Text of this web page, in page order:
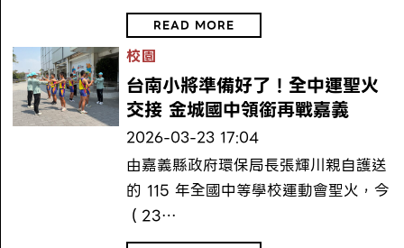
READ MORE
校園
台南小將準備好了！全中運聖火
交接 金城國中領銜再戰嘉義
2026-03-23 17:04
由嘉義縣政府環保局長張輝川親自護送
的 115 年全國中等學校運動會聖火，今
（23…